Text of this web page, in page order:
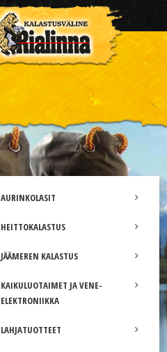
AURINKOLASIT
HEITTOKALASTUS
JÄÄMEREN KALASTUS
KAIKULUOTAIMET JA VENE-
ELEKTRONIIKKA
LAHJATUOTTEET